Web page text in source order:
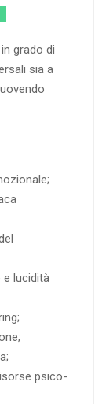
grado di
sia a
e lucidità
psico-